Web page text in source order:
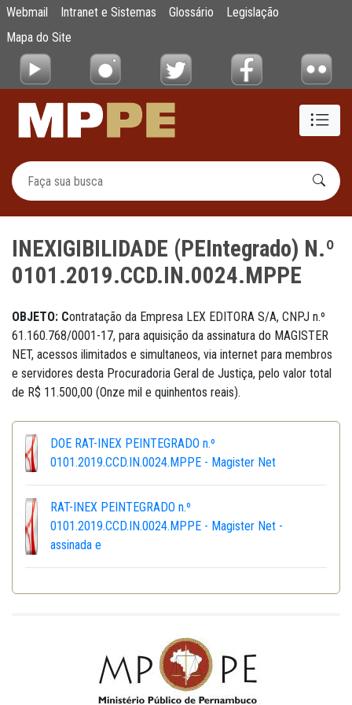
Pular para o Conteúdo principal
INEXIGIBILIDADE (PEIntegrado) N.º
Webmail Intranet e Sistemas Glossário
Legislação
Mapa do Site
INEXIGIBILIDADE (PEIntegrado) N.º
0101.2019.CCD.IN.0024.MPPE
OBJETO: Contratação da Empresa LEX EDITORA S/A, CNPJ n.º
61.160.768/0001-17, para aquisição da assinatura do MAGISTER
NET, acessos ilimitados e simultaneos, via internet para membros
e servidores desta Procuradoria Geral de Justiça, pelo valor total
de R$ 11.500,00 (Onze mil e quinhentos reais).
DOE RAT-INEX PEINTEGRADO n.º
0101.2019.CCD.IN.0024.MPPE - Magister Net
RAT-INEX PEINTEGRADO n.º
0101.2019.CCD.IN.0024.MPPE - Magister Net -
assinada e